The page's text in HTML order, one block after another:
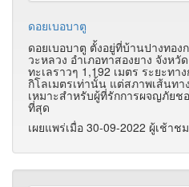
ดอยเบอบาตู
ดอยเบอบาตู ตั้งอยู่ที่บ้านปางทอ
วะหลวง อำเภอทาสองยาง จังห
ทะเลราวๆ 1,192 เมตร ระยะทา
กิโลเมตรเท่านั้น แต่สภาพเส้นทา
เหมาะสำหรับผู้ที่รักการผจญภัยช
ที่สุด
เผยแพร่เมื่อ 30-09-2022 ผู้เช้าช